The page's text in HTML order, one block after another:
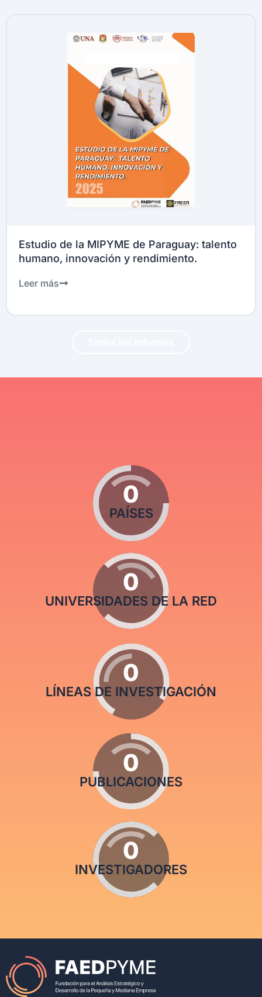
Estudio de la MIPYME de Paraguay: talento
humano, innovación y rendimiento.
Leer más
PAÍSES
0
UNIVERSIDADES DE LA RED
0
LÍNEAS DE INVESTIGACIÓN
0
PUBLICACIONES
0
INVESTIGADORES
0